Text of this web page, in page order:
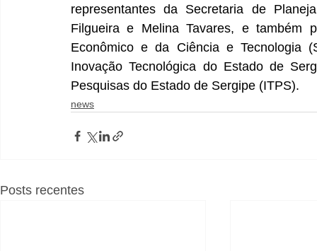
representantes da Secretaria de
Filgueira e Melina Tavares, e também
Econômico e da Ciência e Tecnologia
Inovação Tecnológica do Estado de
Pesquisas do Estado de Sergipe (ITPS).
news
Posts recentes